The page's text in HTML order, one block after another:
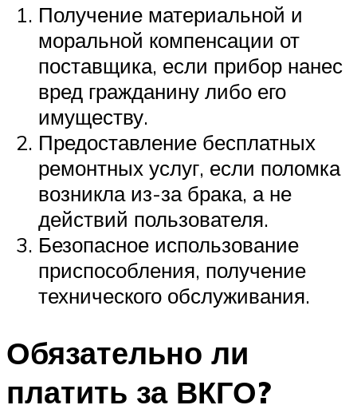
Получение материальной и
моральной компенсации от
поставщика, если прибор нанес
вред гражданину либо его
имуществу.
Предоставление бесплатных
ремонтных услуг, если поломка
возникла из-за брака, а не
действий пользователя.
Безопасное использование
приспособления, получение
технического обслуживания.
Обязательно ли
платить за ВКГО?